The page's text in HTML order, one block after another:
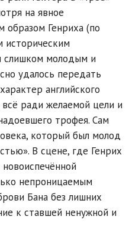
на явное
образом Генриха (по
историческим
слишком молодым и
удалось передать
английского
всё ради желаемой цели и
трофея. Сам
который был молод
В сцене, где Генрих
непроницаемым
Бана без лишних
к ставшей ненужной и